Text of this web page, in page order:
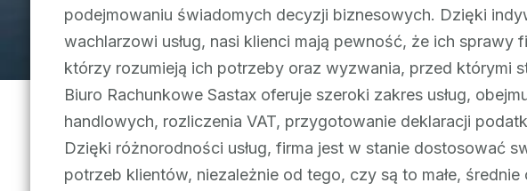
podejmowaniu świadomych decyzji biznesowych. Dzięki
wachlarzowi usług, nasi klienci mają pewność, że ich
którzy rozumieją ich potrzeby oraz wyzwania, przed którymi
Biuro Rachunkowe Sastax oferuje szeroki zakres usług,
handlowych, rozliczenia VAT, przygotowanie deklaracji
Dzięki różnorodności usług, firma jest w stanie dostosować
potrzeb klientów, niezależnie od tego, czy są to małe,